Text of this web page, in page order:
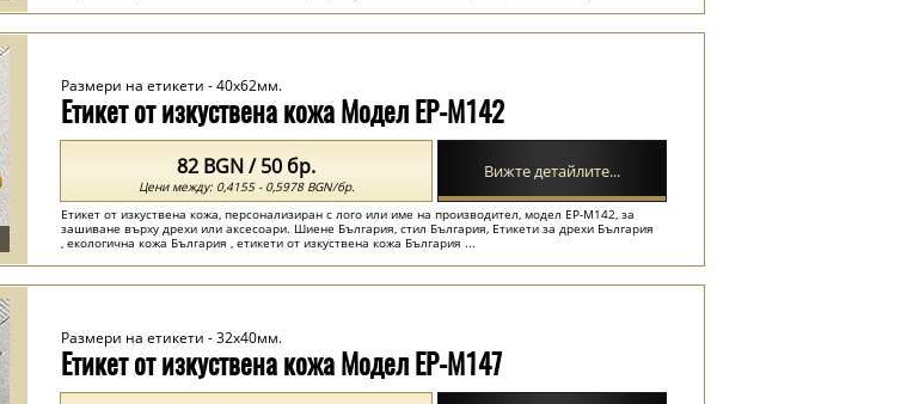
Етикет от изкуствена кожа Модел EP-M142
Размери на етикети - 40x62мм.
Етикет от изкуствена кожа, персонализиран с лого или име на производител, модел EP-M142, за
зашиване върху дрехи или аксесоари. Шиене България, стил България, Етикети за дрехи България
, екологична кожа България , етикети от изкуствена кожа България ...
82 BGN / 50 бр.
Цени между: 0,4155 - 0,5978 BGN/бр.
Вижте детайлите...
Етикет от изкуствена кожа Модел EP-M147
Размери на етикети - 32x40мм.